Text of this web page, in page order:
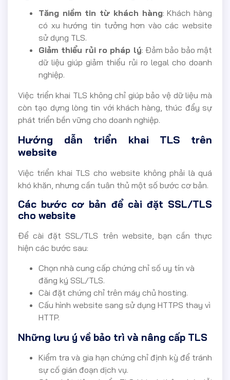
Tăng niềm tin từ khách hàng: Khách hàng
có xu hướng tin tưởng hơn vào các website
sử dụng TLS.
Giảm thiểu rủi ro pháp lý: Đảm bảo bảo mật
dữ liệu giúp giảm thiểu rủi ro legal cho doanh
nghiệp.
Việc triển khai TLS không chỉ giúp bảo vệ dữ liệu mà
còn tạo dựng lòng tin với khách hàng, thúc đẩy sự
phát triển bền vững cho doanh nghiệp.
Hướng dẫn triển khai TLS trên
website
Việc triển khai TLS cho website không phải là quá
khó khăn, nhưng cần tuân thủ một số bước cơ bản.
Các bước cơ bản để cài đặt SSL/TLS
cho website
Để cài đặt SSL/TLS trên website, bạn cần thực
hiện các bước sau:
Chọn nhà cung cấp chứng chỉ số uy tín và
đăng ký SSL/TLS.
Cài đặt chứng chỉ trên máy chủ hosting.
Cấu hình website sang sử dụng HTTPS thay vì
HTTP.
Những lưu ý về bảo trì và nâng cấp TLS
Kiểm tra và gia hạn chứng chỉ định kỳ để tránh
sự cố gián đoạn dịch vụ.